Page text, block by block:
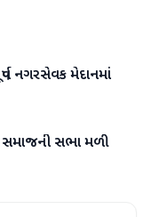
નગરસેવક મેદાનમાં
સમાજની સભા મળી